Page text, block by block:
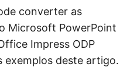
converter as
Microsoft PowerPoint
Impress ODP
exemplos deste artigo.